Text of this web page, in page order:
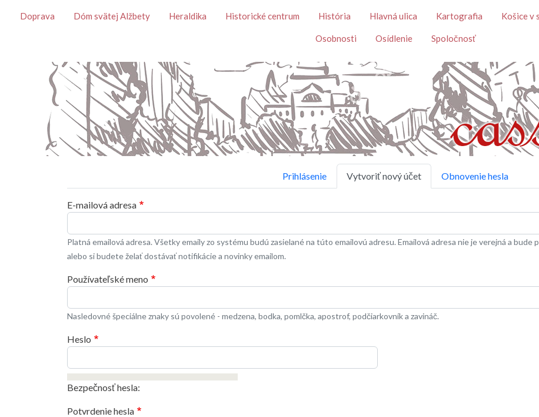
Témy
Doprava Dóm svätej Alžbety Heraldika Historické centrum História Hlavná ulica Kartografia Košice v
Osobnosti Osídlenie Spoločnosť
Prihlásenie Vytvoriť nový účet Obnovenie hesla
E-mailová adresa
Platná emailová adresa. Všetky emaily zo systému budú zasielané na túto emailovú adresu. Emailová adresa nie je verejná a
alebo si budete želať dostávať notifikácie a novinky emailom.
Používateľské meno
Nasledovné špeciálne znaky sú povolené - medzena, bodka, pomlčka, apostrof, podčiarkovník a zavináč.
Heslo
Bezpečnosť hesla:
Potvrdenie hesla